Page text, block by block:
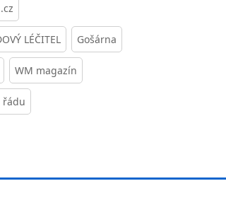
LÉČITEL Gošárna
WM magazín
řádu